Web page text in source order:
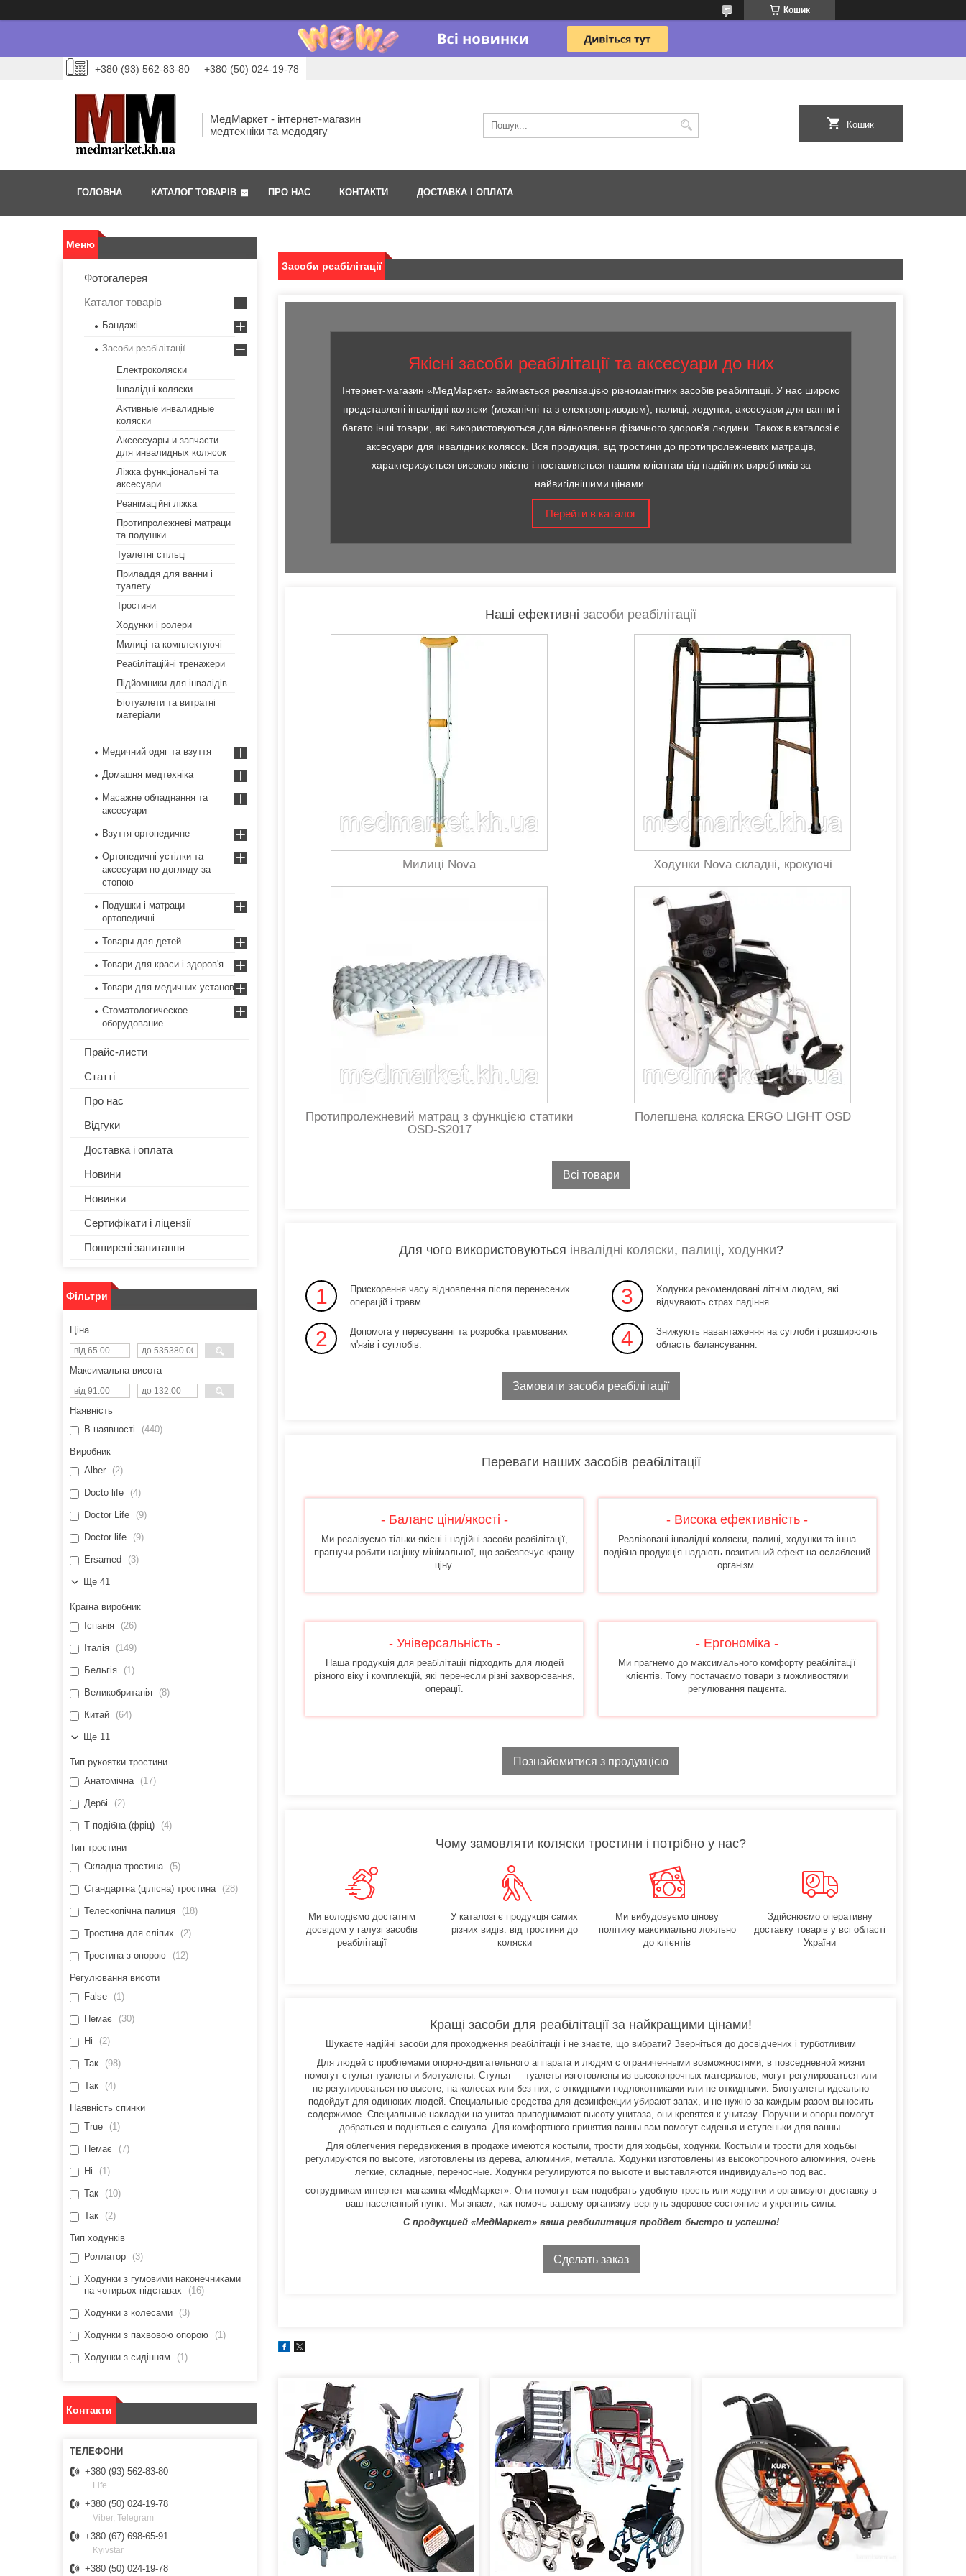
Кошик
+380 (93) 562-83-80 +380 (50) 024-19-78
МедМаркет - інтернет-магазин
медтехніки та медодягу
Кошик
ГОЛОВНА КАТАЛОГ ТОВАРІВ ПРО НАС КОНТАКТИ ДОСТАВКА І ОПЛАТА
Засоби реабілітації
Якісні засоби реабілітації та аксесуари до них
Інтернет-магазин «МедМаркет» займається реалізацією різноманітних засобів реабілітації. У нас широко
представлені інвалідні коляски (механічні та з електроприводом), палиці, ходунки, аксесуари для ванни і
багато інші товари, які використовуються для відновлення фізичного здоров'я людини. Також в каталозі є
аксесуари для інвалідних колясок. Вся продукція, від тростини до протипролежневих матраців,
характеризується високою якістю і поставляється нашим клієнтам від надійних виробників за
найвигіднішими цінами.
Перейти в каталог
Наші ефективні засоби реабілітації
Зручні і стійкі милиці пахвового типу для
реабілітації. Ручки зручно регулюються по
різної комплекції. А наявність протекторів з
спіненої гуми істотно подовжує термін
експлуатації.
Милиці Nova
Легкі складні ходунки з стійкими насадками
з гуми. Ходунки Nova відрізняються
високою мобільністю і можливістю
який витримує даними ходунками вага
становить 150 кг.
Ходунки Nova складні, крокуючі
Засіб реабілітації, який використовується
для профілактики утворення пролежнів у
осіб з малорухливим способом життя.
а також на стаціонарі. Матрац виготовлений
з якісного полівінілхлориду.
Протипролежневий матрац з функцією статики
OSD-S2017
Інвалідна коляска виділяється складною
конструкцією і легкою вагою (рама
виконана з алюмінію). Призначена для
використання в приміщенні і на вулиці.
Максимальне навантаження інвалідної
Полегшена коляска ERGO LIGHT OSD
Всі товари
Для чого використовуються інвалідні коляски, палиці, ходунки?
1
Прискорення часу відновлення після перенесених
операцій і травм.
2
Допомога у пересуванні та розробка травмованих
м'язів і суглобів.
3
Ходунки рекомендовані літнім людям, які
відчувають страх падіння.
4
Знижують навантаження на суглоби і розширюють
область балансування.
Замовити засоби реабілітації
Переваги наших засобів реабілітації
- Баланс ціни/якості -
Ми реалізуємо тільки якісні і надійні засоби реабілітації,
прагнучи робити націнку мінімальної, що забезпечує кращу
ціну.
- Висока ефективність -
Реалізовані інвалідні коляски, палиці, ходунки та інша
подібна продукція надають позитивний ефект на ослаблений
організм.
- Універсальність -
Наша продукція для реабілітації підходить для людей
різного віку і комплекцій, які перенесли різні захворювання,
операції.
- Ергономіка -
Ми прагнемо до максимального комфорту реабілітації
клієнтів. Тому постачаємо товари з можливостями
регулювання пацієнта.
Познайомитися з продукцією
Чому замовляти коляски тростини і потрібно у нас?
Ми володіємо достатнім
досвідом у галузі засобів
реабілітації
У каталозі є продукція самих
різних видів: від тростини до
коляски
Ми вибудовуємо цінову
політику максимально лояльно
до клієнтів
Здійснюємо оперативну
доставку товарів у всі області
України
Кращі засоби для реабілітації за найкращими цінами!
Шукаєте надійні засоби для проходження реабілітації і не знаєте, що вибрати? Зверніться до досвідчених і турботливим
Для людей с проблемами опорно-двигательного аппарата и людям с ограниченными возможностями, в повседневной жизни
помогут стулья-туалеты и биотуалеты. Стулья — туалеты изготовлены из высокопрочных материалов, могут регулироваться или
не регулироваться по высоте, на колесах или без них, с откидными подлокотниками или не откидными. Биотуалеты идеально
подойдут для одиноких людей. Специальные средства для дезинфекции убирают запах, и не нужно за каждым разом выносить
содержимое. Специальные накладки на унитаз приподнимают высоту унитаза, они крепятся к унитазу. Поручни и опоры помогут
добраться и подняться с санузла. Для комфортного принятия ванны вам помогут сиденья и ступеньки для ванны.
Для облегчения передвижения в продаже имеются костыли, трости для ходьбы, ходунки. Костыли и трости для ходьбы
регулируются по высоте, изготовлены из дерева, алюминия, металла. Ходунки изготовлены из высокопрочного алюминия, очень
легкие, складные, переносные. Ходунки регулируются по высоте и выставляются индивидуально под вас.
сотрудникам интернет-магазина «МедМаркет». Они помогут вам подобрать удобную трость или ходунки и организуют доставку в
ваш населенный пункт. Мы знаем, как помочь вашему организму вернуть здоровое состояние и укрепить силы.
С продукцией «МедМаркет» ваша реабилитация пройдет быстро и успешно!
Сделать заказ
Фотогалерея
Каталог товарів
Бандажі
Засоби реабілітації
Електроколяски
Інвалідні коляски
Активные инвалидные
коляски
Аксессуары и запчасти
для инвалидных колясок
Ліжка функціональні та
аксесуари
Реанімаційні ліжка
Протипролежневі матраци
та подушки
Туалетні стільці
Приладдя для ванни і
туалету
Тростини
Ходунки і ролери
Милиці та комплектуючі
Реабілітаційні тренажери
Підйомники для інвалідів
Біотуалети та витратні
матеріали
Медичний одяг та взуття
Домашня медтехніка
Масажне обладнання та
аксесуари
Взуття ортопедичне
Ортопедичні устілки та
аксесуари по догляду за
стопою
Подушки і матраци
ортопедичні
Товары для детей
Товари для краси і здоров'я
Товари для медичних установ
Стоматологическое
оборудование
Прайс-листи
Статті
Про нас
Відгуки
Доставка і оплата
Новини
Новинки
Сертифікати і ліцензії
Поширені запитання
Фільтри
Ціна
Максимальна висота
Наявність
В наявності
440
Виробник
Alber
2
Docto life 4
Doctor Life 9
Doctor life 9
Ersamed 3
Ще 41
Країна виробник
Іспанія
26
Італія 149
Бельгія 1
Великобританія 8
Китай 64
Ще 11
Тип рукоятки тростини
Анатомічна
17
Дербі 2
Т-подібна (фріц) 4
Тип тростини
Складна тростина
5
Стандартна (цілісна) тростина 28
Телескопічна палиця 18
Тростина для сліпих 2
Тростина з опорою 12
Регулювання висоти
False
1
Немає 30
Ні 2
Так 98
Так 4
Наявність спинки
True
1
Немає 7
Ні 1
Так 10
Так 2
Тип ходунків
Роллатор
3
Ходунки з гумовими наконечниками
на чотирьох підставах
16
Ходунки з колесами 3
Ходунки з пахвовою опорою 1
Ходунки з сидінням 1
Контакти
+380 (93) 562-83-80
Life
+380 (50) 024-19-78
Viber, Telegram
+380 (67) 698-65-91
Kyivstar
+380 (50) 024-19-78